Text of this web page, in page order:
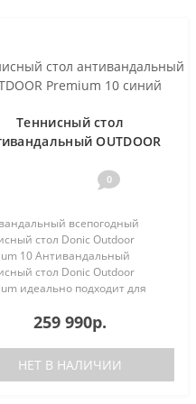
Теннисный стол
OUTDOOR
0
всепогодный
стол Donic Outdoor
10 Антивандальный
стол Donic Outdoor
идеально подходит для
259 990р.
НЕТ В НАЛИЧИИ